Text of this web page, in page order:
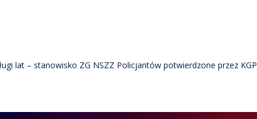
lat – stanowisko ZG NSZZ Policjantów potwierdzone przez KGP